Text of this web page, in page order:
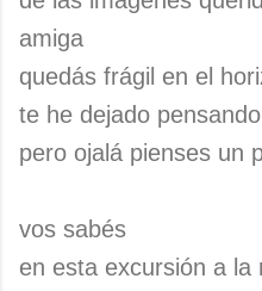
amiga
quedás frágil en el
te he dejado
pero ojalá pienses un
vos sabés
en esta excursión a la